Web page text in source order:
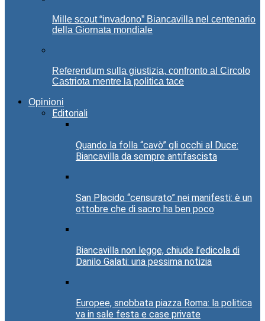
Mille scout “invadono” Biancavilla nel centenario
della Giornata mondiale
Referendum sulla giustizia, confronto al Circolo
Castriota mentre la politica tace
Opinioni
Editoriali
Quando la folla “cavò” gli occhi al Duce:
Biancavilla da sempre antifascista
San Placido “censurato” nei manifesti: è un
ottobre che di sacro ha ben poco
Biancavilla non legge, chiude l’edicola di
Danilo Galati: una pessima notizia
Europee, snobbata piazza Roma: la politica
va in sale festa e case private